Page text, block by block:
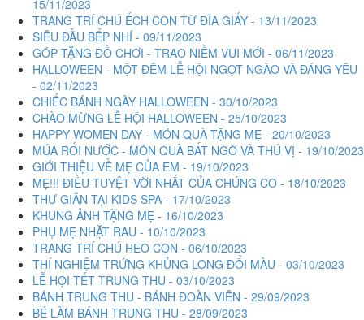
15/11/2023
TRANG TRÍ CHÚ ẾCH CON TỪ ĐĨA GIẤY - 13/11/2023
SIÊU ĐẦU BẾP NHÍ - 09/11/2023
GÓP TẶNG ĐỒ CHƠI - TRAO NIỀM VUI MỚI - 06/11/2023
HALLOWEEN - MỘT ĐÊM LỄ HỘI NGỌT NGÀO VÀ ĐÁNG YÊU
- 02/11/2023
CHIẾC BÁNH NGÀY HALLOWEEN - 30/10/2023
CHÀO MỪNG LỄ HỘI HALLOWEEN - 25/10/2023
HAPPY WOMEN DAY - MÓN QUÀ TẶNG MẸ - 20/10/2023
MÚA RỐI NƯỚC - MÓN QUÀ BẤT NGỜ VÀ THÚ VỊ - 19/10/2023
GIỚI THIỆU VỀ MẸ CỦA EM - 19/10/2023
MẸ!!! ĐIỀU TUYỆT VỜI NHẤT CỦA CHÚNG CO - 18/10/2023
THƯ GIÃN TẠI KIDS SPA - 17/10/2023
KHUNG ẢNH TẶNG MẸ - 16/10/2023
PHỤ MẸ NHẶT RAU - 10/10/2023
TRANG TRÍ CHÚ HEO CON - 06/10/2023
THÍ NGHIỆM TRỨNG KHỦNG LONG ĐỔI MÀU - 03/10/2023
LỄ HỘI TẾT TRUNG THU - 03/10/2023
BÁNH TRUNG THU - BÁNH ĐOÀN VIÊN - 29/09/2023
BÉ LÀM BÁNH TRUNG THU - 28/09/2023